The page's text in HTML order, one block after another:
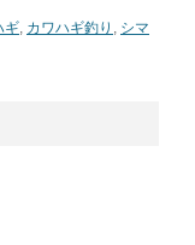
ギ カワハギ釣り
シマ